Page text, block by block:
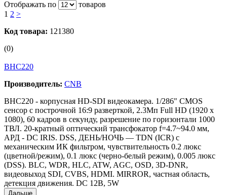
Отображать по
товаров
1 2 >
Код товара: 121380
(0)
BHC220
Производитель: CNB
BHC220 - корпусная HD-SDI видеокамера. 1/286" CMOS
сенсор с построчной 16:9 разверткой, 2.3Мп Full HD (1920 x
1080), 60 кадров в секунду, разрешение по горизонтали 1000
TВЛ. 20-кратный оптический трансфокатор f=4.7~94.0 мм,
АРД - DC IRIS. DSS, ДЕНЬ/НОЧЬ — TDN (ICR) с
механическим ИК фильтром, чувствительность 0.2 люкс
(цветной/режим), 0.1 люкс (черно-белый режим), 0.005 люкс
(DSS). BLC, WDR, HLC, ATW, AGC, OSD, 3D-DNR,
видеовыход SDI, CVBS, HDMI. MIRROR, частная область,
детекция движения. DC 12B, 5W
Дальше